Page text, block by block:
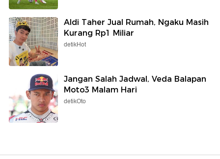
Aldi Taher Jual Rumah, Ngaku Masih
Kurang Rp1 Miliar
detikHot
Jangan Salah Jadwal, Veda Balapan
Moto3 Malam Hari
detikOto